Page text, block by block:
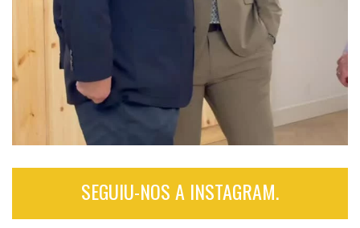
SEGUIU-NOS A INSTAGRAM.